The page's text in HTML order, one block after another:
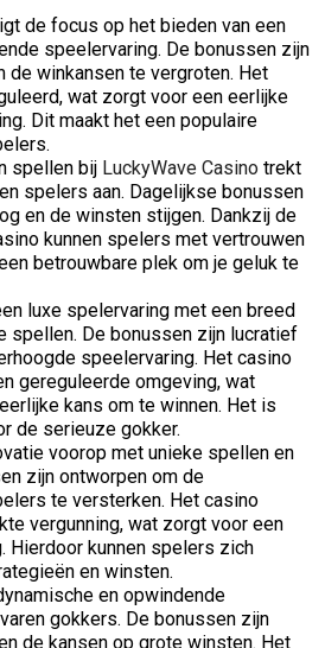
de focus op het bieden van een
speelervaring. De bonussen zijn
de winkansen te vergroten. Het
wat zorgt voor een eerlijke
Dit maakt het een populaire
spellen bij LuckyWave Casino trekt
spelers aan. Dagelijkse bonussen
en de winsten stijgen. Dankzij de
kunnen spelers met vertrouwen
betrouwbare plek om je geluk te
luxe spelervaring met een breed
spellen. De bonussen zijn lucratief
speelervaring. Het casino
gereguleerde omgeving, wat
kans om te winnen. Het is
de serieuze gokker.
voorop met unieke spellen en
zijn ontworpen om de
te versterken. Het casino
vergunning, wat zorgt voor een
Hierdoor kunnen spelers zich
en winsten.
en opwindende
gokkers. De bonussen zijn
de kansen op grote winsten. Het